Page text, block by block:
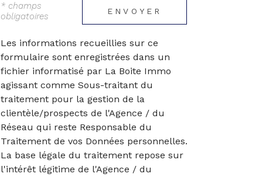
* champs
obligatoires
ENVOYER
Les informations recueillies sur ce
formulaire sont enregistrées dans un
fichier informatisé par La Boite Immo
agissant comme Sous-traitant du
traitement pour la gestion de la
clientèle/prospects de l'Agence / du
Réseau qui reste Responsable du
Traitement de vos Données personnelles.
La base légale du traitement repose sur
l'intérêt légitime de l'Agence / du